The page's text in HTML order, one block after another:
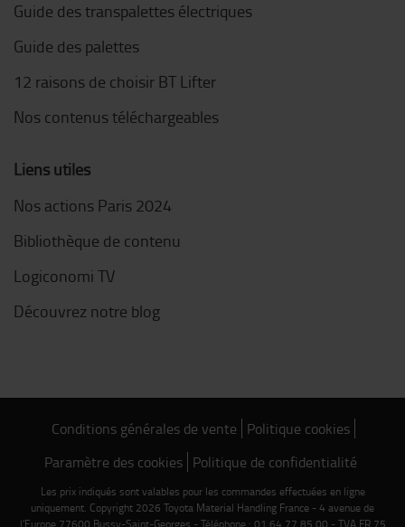
Guide des transpalettes électriques
Guide des palettes
12 raisons de choisir BT Lifter
Nos contenus téléchargeables
Liens utiles
Nos actions Paris 2024
Bibliothèque de contenu
Logiconomi TV
Découvrez notre blog
Conditions générales de vente Politique cookies
Paramètre des cookies Politique de confidentialité
Les prix indiqués sont valables pour les commandes effectuées en ligne
uniquement. Copyright 2026 Toyota Material Handling France - 4 avenue de
l'Europe 77600 Bussy-Saint-Georges - Téléphone : 01 64 77 85 00 - TVA FR 75